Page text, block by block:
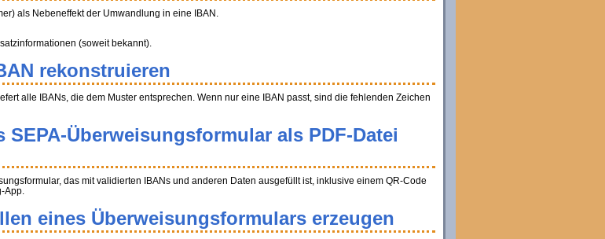
als Nebeneffekt der Umwandlung in eine IBAN.
(soweit bekannt).
rekonstruieren
alle IBANs, die dem Muster entsprechen. Wenn nur eine IBAN passt, sind die fehlenden Zeichen
Überweisungsformular als PDF-Datei
das mit validierten IBANs und anderen Daten ausgefüllt ist, inklusive einem QR-Code
App.
eines Überweisungsformulars erzeugen